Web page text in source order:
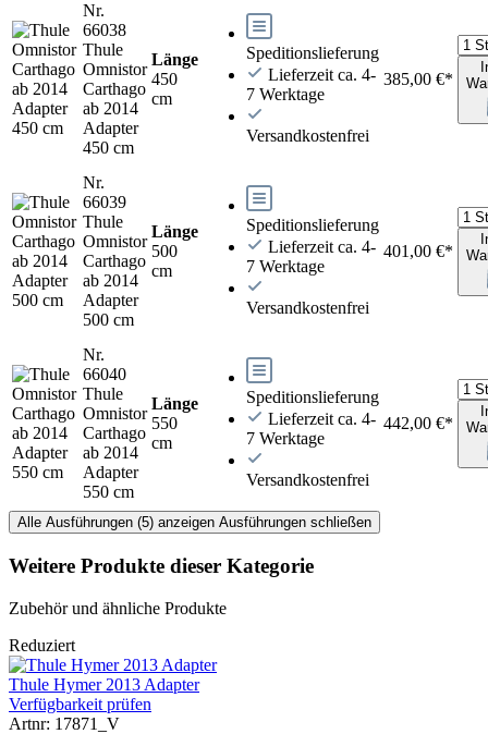
Nr.
66038
Thule
Omnistor
Carthago
ab 2014
Adapter
450 cm
Länge
450
cm
Speditionslieferung
Lieferzeit ca. 4-
7 Werktage
Versandkostenfrei
385,00 €*
Nr.
66039
Thule
Omnistor
Carthago
ab 2014
Adapter
500 cm
Länge
500
cm
Speditionslieferung
Lieferzeit ca. 4-
7 Werktage
Versandkostenfrei
401,00 €*
Nr.
66040
Thule
Omnistor
Carthago
ab 2014
Adapter
550 cm
Länge
550
cm
Speditionslieferung
Lieferzeit ca. 4-
7 Werktage
Versandkostenfrei
442,00 €*
Alle Ausführungen (5) anzeigen Ausführungen schließen
Weitere Produkte dieser Kategorie
Zubehör und ähnliche Produkte
Reduziert
Thule Hymer 2013 Adapter
Verfügbarkeit prüfen
Artnr: 17871_V